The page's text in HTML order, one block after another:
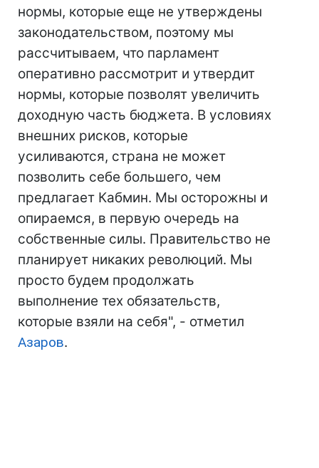
нормы, которые еще не утверждены
законодательством, поэтому мы
рассчитываем, что парламент
оперативно рассмотрит и утвердит
нормы, которые позволят увеличить
доходную часть бюджета. В условиях
внешних рисков, которые
усиливаются, страна не может
позволить себе большего, чем
предлагает Кабмин. Мы осторожны и
опираемся, в первую очередь на
собственные силы. Правительство не
планирует никаких революций. Мы
просто будем продолжать
выполнение тех обязательств,
которые взяли на себя", - отметил
Азаров.